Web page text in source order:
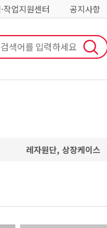
작업지원센터 공지사항
레자원단, 상장케이스